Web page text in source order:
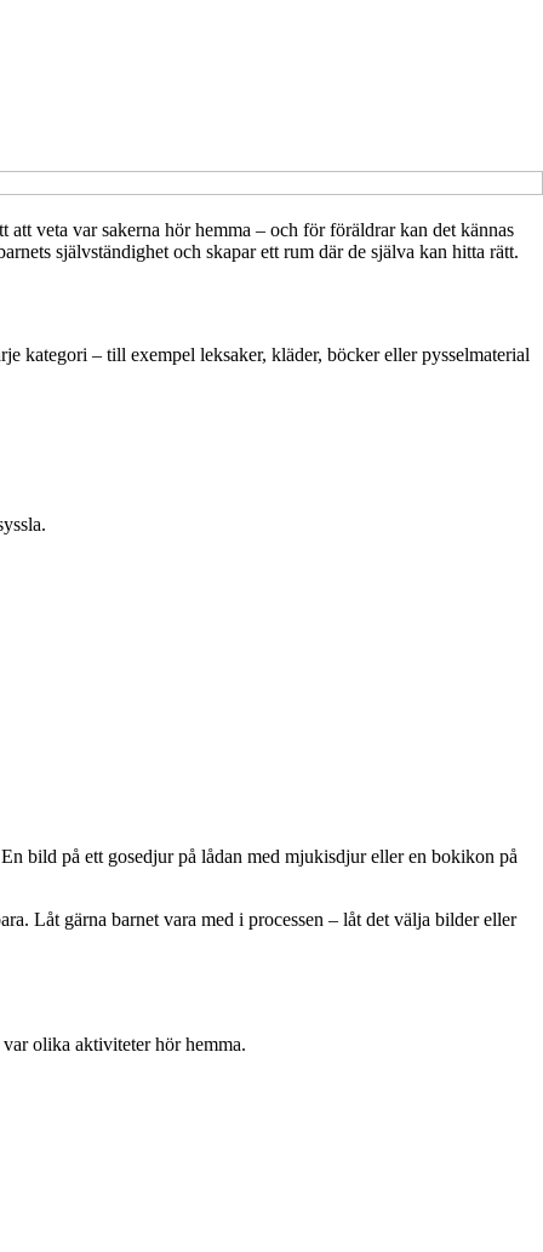
veta var sakerna hör hemma – och för föräldrar kan det kännas
självständighet och skapar ett rum där de själva kan hitta rätt.
kategori – till exempel leksaker, kläder, böcker eller pysselmaterial
bild på ett gosedjur på lådan med mjukisdjur eller en bokikon på
Låt gärna barnet vara med i processen – låt det välja bilder eller
olika aktiviteter hör hemma.